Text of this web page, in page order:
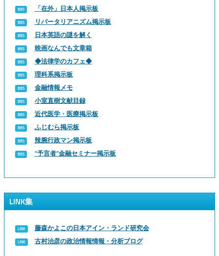
「在外」日本人掲示板
リバータリアニズム掲示板
日本英語の謎を解く
映画なんでも文章箱
◆法律学のカフェ◆
理科系掲示板
金融情報メモ
小室直樹文献目録
近代医学・医療掲示板
ふじむら掲示板
辣腕行政マン掲示板
“予言者”金融セミナー掲示板
LINK集
藤森かよこの日本アイン・ランド研究会
古村治彦の政治情報情報・分析ブログ